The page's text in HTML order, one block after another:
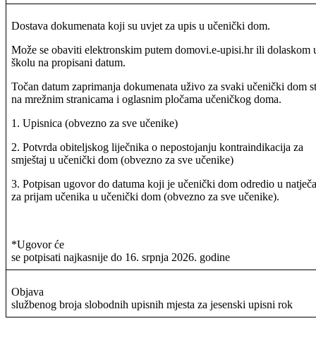
Dostava dokumenata koji su uvjet za upis u učenički dom.
Može se obaviti elektronskim putem domovi.e-upisi.hr ili dolaskom
školu na propisani datum.
Točan datum zaprimanja dokumenata uživo za svaki učenički dom
na mrežnim stranicama i oglasnim pločama učeničkog doma.
1. Upisnica (obvezno za sve učenike)
2. Potvrda obiteljskog liječnika o nepostojanju kontraindikacija za
smještaj u učenički dom (obvezno za sve učenike)
3. Potpisan ugovor do datuma koji je učenički dom odredio u
za prijam učenika u učenički dom (obvezno za sve učenike).
*Ugovor će
se potpisati najkasnije do 16. srpnja 2026. godine
Objava
službenog broja slobodnih upisnih mjesta za jesenski upisni rok